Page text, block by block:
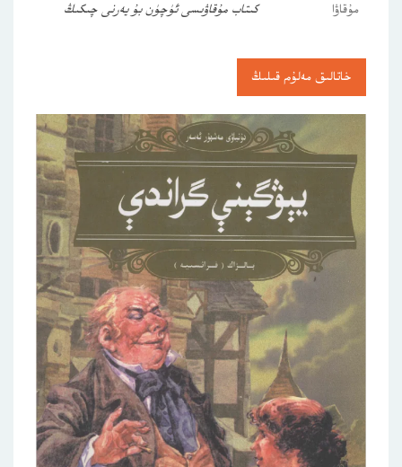
مۇقاۋا
كىتاب مۇقاۋىسى ئۈچۈن بۇ يەرنى چىكىڭ
خاتالىق مەلۇم قىلىڭ